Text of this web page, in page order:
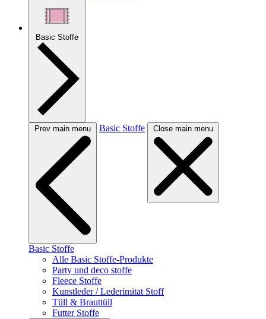
Basic Stoffe
Prev main menu Basic Stoffe Close main menu
Basic Stoffe
Alle Basic Stoffe-Produkte
Party und deco stoffe
Fleece Stoffe
Kunstleder / Lederimitat Stoff
Tüll & Brauttüll
Futter Stoffe